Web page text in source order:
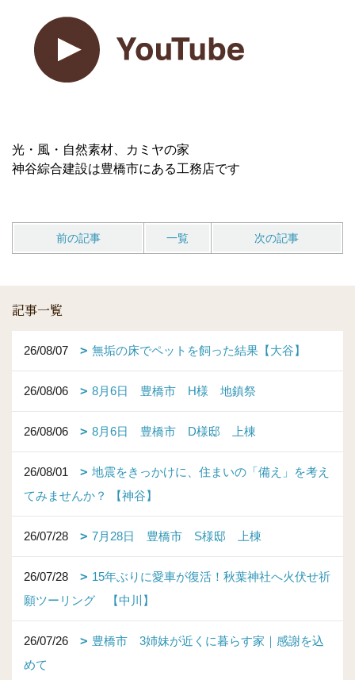
光・風・自然素材、カミヤの家
神谷綜合建設は豊橋市にある工務店です
前の記事 一覧 次の記事
記事一覧
26/08/07 無垢の床でペットを飼った結果【大谷】
26/08/06 8月6日 豊橋市 H様 地鎮祭
26/08/06 8月6日 豊橋市 D様邸 上棟
26/08/01
地震をきっかけに、住まいの「備え」を考え
てみませんか？ 【神谷】
26/07/28 7月28日 豊橋市 S様邸 上棟
26/07/28
15年ぶりに愛車が復活！秋葉神社へ火伏せ祈
願ツーリング 【中川】
26/07/26
豊橋市 3姉妹が近くに暮らす家｜感謝を込
めて